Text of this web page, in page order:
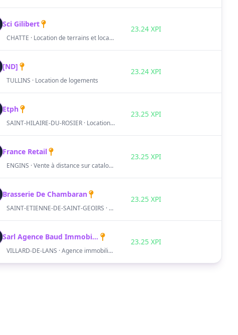
Sci Gilibert
CHATTE · Location de terrains et locaux
23.24 XPI
[ND]
TULLINS · Location de logements
23.24 XPI
Etph
SAINT-HILAIRE-DU-ROSIER · Location de terrains et locaux
23.25 XPI
France Retail
ENGINS · Vente à distance sur catalogue spécialisé
23.25 XPI
Brasserie De Chambaran
SAINT-ETIENNE-DE-SAINT-GEOIRS · Boissons
23.25 XPI
Sarl Agence Baud Immobilier Villard De Lans Vercors
VILLARD-DE-LANS · Agence immobilière
23.25 XPI